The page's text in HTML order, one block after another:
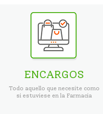
ENCARGOS
Todo aquello que necesite como
si estuviese en la Farmacia